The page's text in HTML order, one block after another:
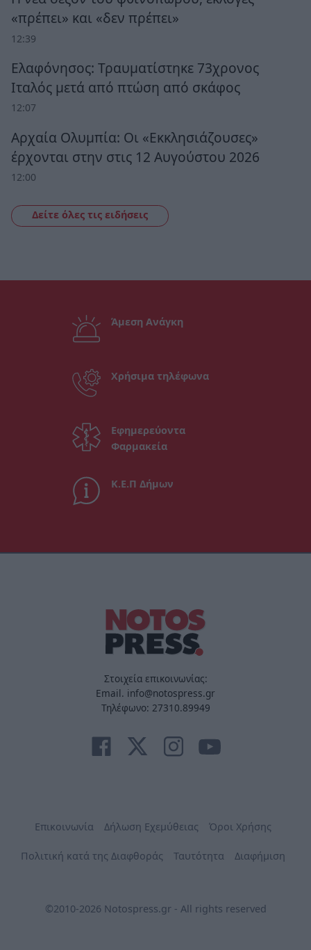
«πρέπει» και «δεν πρέπει»
12:39
Ελαφόνησος: Τραυματίστηκε 73χρονος
Ιταλός μετά από πτώση από σκάφος
12:07
Αρχαία Ολυμπία: Οι «Εκκλησιάζουσες»
έρχονται στην στις 12 Αυγούστου 2026
12:00
Δείτε όλες τις ειδήσεις
Άμεση Ανάγκη
Χρήσιμα τηλέφωνα
Εφημερεύοντα
Φαρμακεία
Κ.Ε.Π Δήμων
Στοιχεία επικοινωνίας:
Email. info@notospress.gr
Τηλέφωνο: 27310.89949
Επικοινωνία Δήλωση Εχεμύθειας Όροι Χρήσης
Πολιτική κατά της Διαφθοράς Ταυτότητα Διαφήμιση
©2010-2026 Notospress.gr - All rights reserved